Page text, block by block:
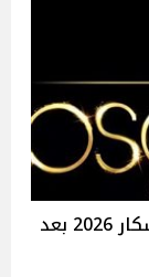
حقيقة عودة ويل سميث إلى حفل الأوسكار 2026 بعد